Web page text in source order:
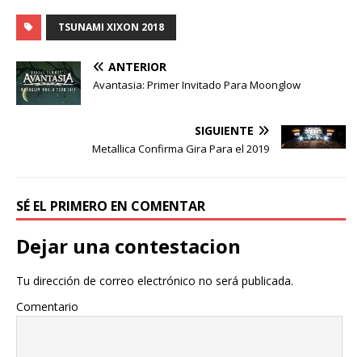
TSUNAMI XIXON 2018
ANTERIOR
Avantasia: Primer Invitado Para Moonglow
SIGUIENTE
Metallica Confirma Gira Para el 2019
SÉ EL PRIMERO EN COMENTAR
Dejar una contestacion
Tu dirección de correo electrónico no será publicada.
Comentario